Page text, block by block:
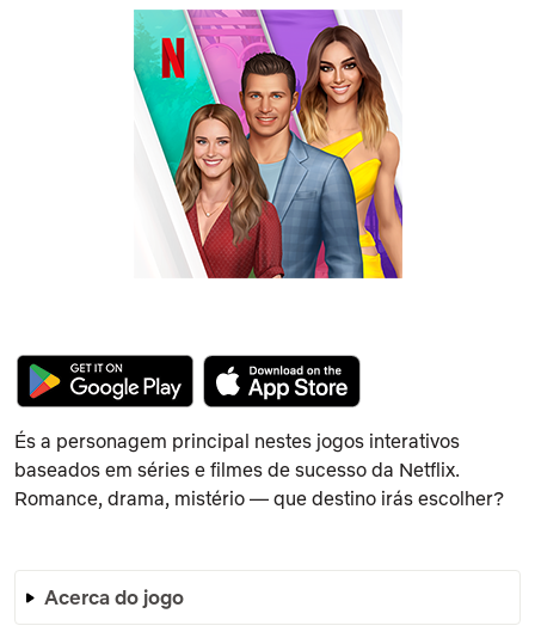
És a personagem principal nestes jogos interativos
baseados em séries e filmes de sucesso da Netflix.
Romance, drama, mistério — que destino irás escolher?
Acerca do jogo